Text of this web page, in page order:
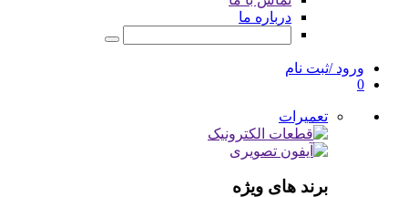
درباره ما
ورود /ثبت نام
0
تعمیرات
برند های ویژه